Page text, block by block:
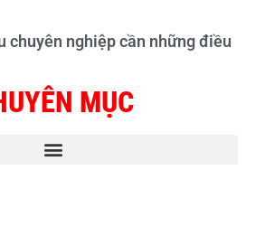
chuyên nghiệp cần những điều
MỤC